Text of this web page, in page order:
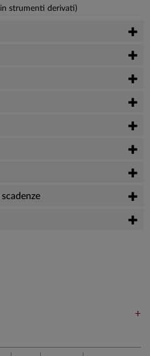
strumenti derivati)